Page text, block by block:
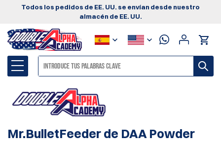
Todos los pedidos de EE. UU. se envían desde nuestro
almacén de EE. UU.
Mr.BulletFeeder de DAA Powder